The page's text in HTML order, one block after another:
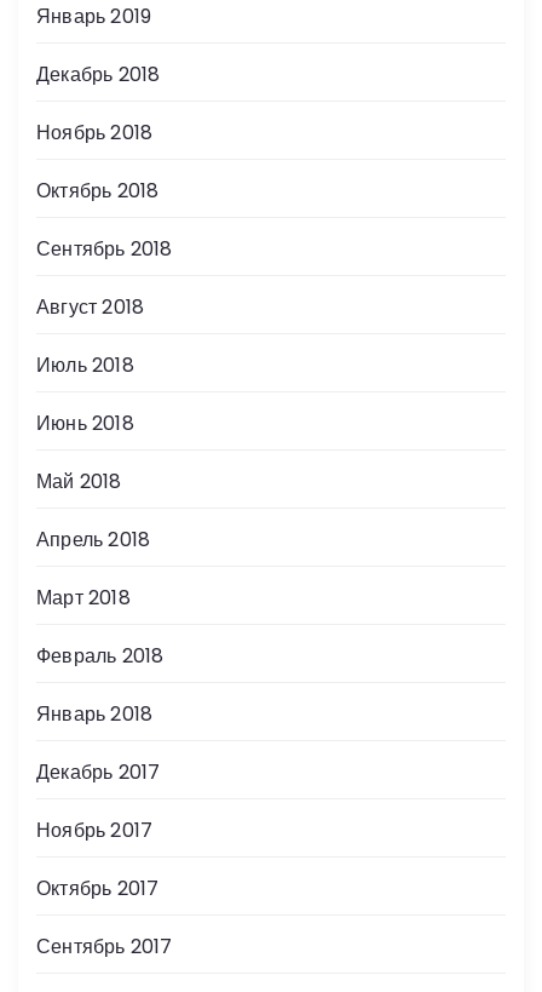
Январь 2019
Декабрь 2018
Ноябрь 2018
Октябрь 2018
Сентябрь 2018
Август 2018
Июль 2018
Июнь 2018
Май 2018
Апрель 2018
Март 2018
Февраль 2018
Январь 2018
Декабрь 2017
Ноябрь 2017
Октябрь 2017
Сентябрь 2017